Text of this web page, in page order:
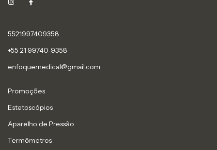
5521997409358
+55 21 99740-9358
enfoquemedical@gmail.com
Promoções
Estetoscópios
Aparelho de Pressão
Termômetros